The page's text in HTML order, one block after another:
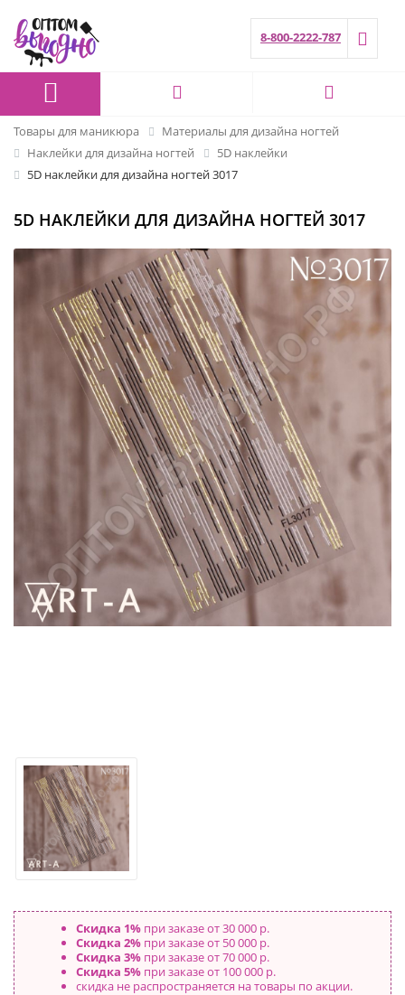
8-800-2222-787
Товары для маникюра
Материалы для дизайна ногтей
Наклейки для дизайна ногтей
5D наклейки
5D наклейки для дизайна ногтей 3017
5D НАКЛЕЙКИ ДЛЯ ДИЗАЙНА НОГТЕЙ 3017
Скидка 1%при заказе от 30 000 р.
Скидка 2%при заказе от 50 000 р.
Скидка 3%при заказе от 70 000 р.
Скидка 5%при заказе от 100 000 р.
скидка не распространяется на товары по акции.